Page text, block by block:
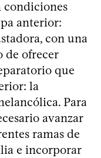
condiciones
anterior:
con una
de ofrecer
que
la
Para
avanzar
ramas de
e incorporar